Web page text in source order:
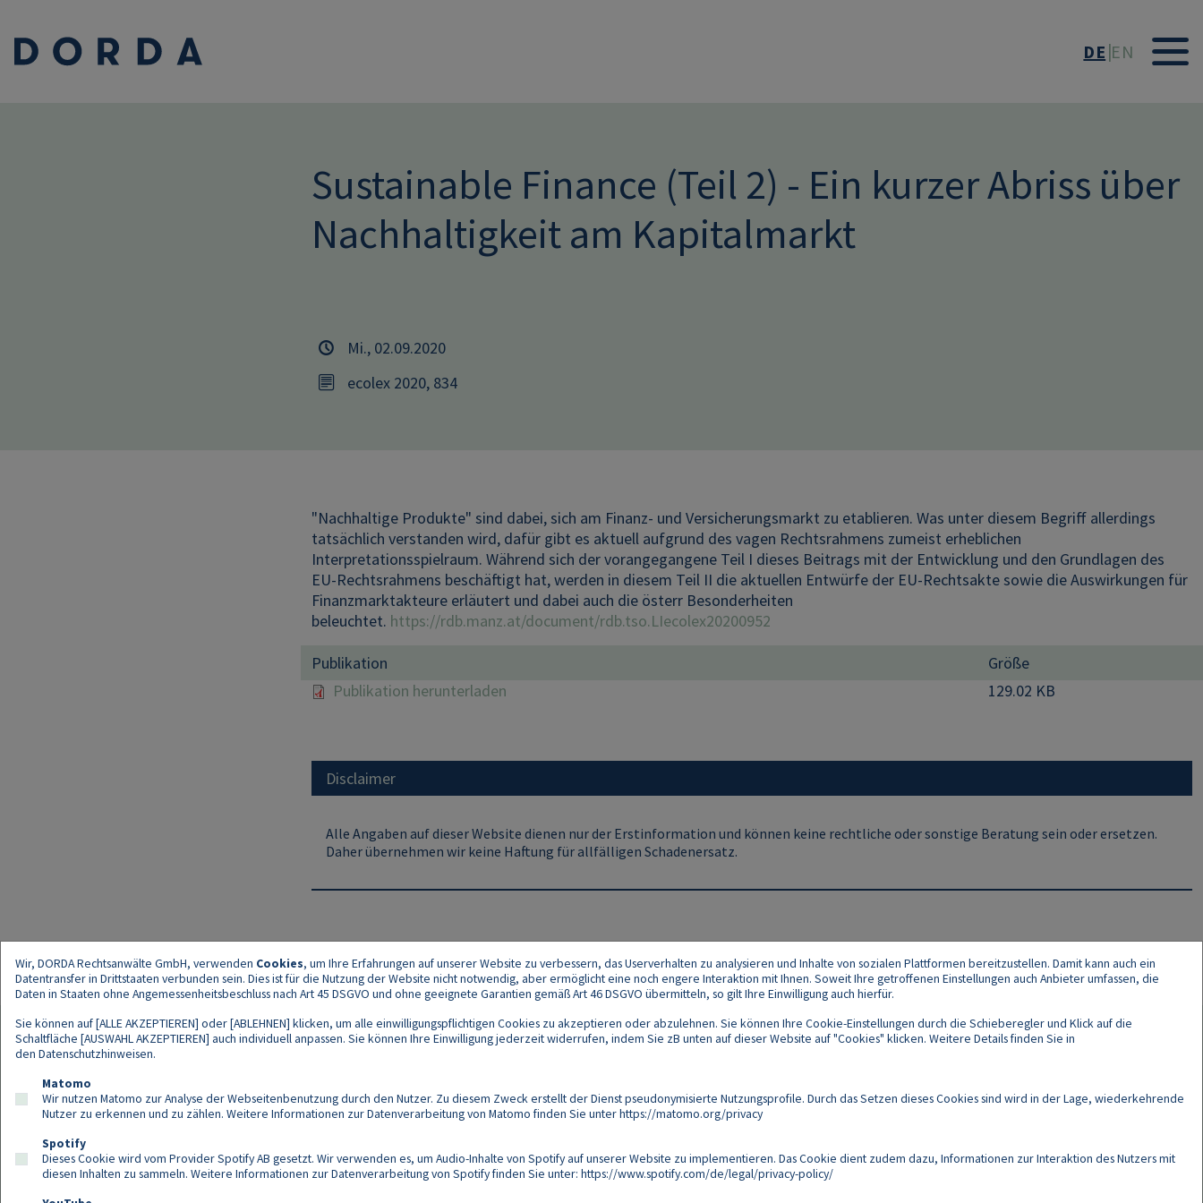
DE EN
Sustainable Finance (Teil 2) - Ein kurzer Abriss über
Nachhaltigkeit am Kapitalmarkt
Mi., 02.09.2020
ecolex 2020, 834
"Nachhaltige Produkte" sind dabei, sich am Finanz- und Versicherungsmarkt zu etablieren. Was unter diesem Begriff allerdings
tatsächlich verstanden wird, dafür gibt es aktuell aufgrund des vagen Rechtsrahmens zumeist erheblichen
Interpretationsspielraum. Während sich der vorangegangene Teil I dieses Beitrags mit der Entwicklung und den Grundlagen des
EU-Rechtsrahmens beschäftigt hat, werden in diesem Teil II die aktuellen Entwürfe der EU-Rechtsakte sowie die Auswirkungen für
Finanzmarktakteure erläutert und dabei auch die österr Besonderheiten
beleuchtet. https://rdb.manz.at/document/rdb.tso.LIecolex20200952
Publikation
Größe
Publikation herunterladen
129.02 KB
Disclaimer
Alle Angaben auf dieser Website dienen nur der Erstinformation und können keine rechtliche oder sonstige Beratung sein oder ersetzen.
Daher übernehmen wir keine Haftung für allfälligen Schadenersatz.
Footer
Wir, DORDA Rechtsanwälte GmbH, verwenden Cookies, um Ihre Erfahrungen auf unserer Website zu verbessern, das Userverhalten zu analysieren und Inhalte von sozialen Plattformen bereitzustellen. Damit kann auch ein
Datentransfer in Drittstaaten verbunden sein. Dies ist für die Nutzung der Website nicht notwendig, aber ermöglicht eine noch engere Interaktion mit Ihnen. Soweit Ihre getroffenen Einstellungen auch Anbieter umfassen, die
Daten in Staaten ohne Angemessenheitsbeschluss nach Art 45 DSGVO und ohne geeignete Garantien gemäß Art 46 DSGVO übermitteln, so gilt Ihre Einwilligung auch hierfür.
Sie können auf [ALLE AKZEPTIEREN] oder [ABLEHNEN] klicken, um alle einwilligungspflichtigen Cookies zu akzeptieren oder abzulehnen. Sie können Ihre Cookie-Einstellungen durch die Schieberegler und Klick auf die
Schaltfläche [AUSWAHL AKZEPTIEREN] auch individuell anpassen. Sie können Ihre Einwilligung jederzeit widerrufen, indem Sie zB unten auf dieser Website auf "Cookies" klicken. Weitere Details finden Sie in
den Datenschutzhinweisen.
Matomo
Wir nutzen Matomo zur Analyse der Webseitenbenutzung durch den Nutzer. Zu diesem Zweck erstellt der Dienst pseudonymisierte Nutzungsprofile. Durch das Setzen dieses Cookies sind wird in der Lage, wiederkehrende
Nutzer zu erkennen und zu zählen. Weitere Informationen zur Datenverarbeitung von Matomo finden Sie unterhttps://matomo.org/privacy
Spotify
Dieses Cookie wird vom Provider Spotify AB gesetzt. Wir verwenden es, um Audio-Inhalte von Spotify auf unserer Website zu implementieren. Das Cookie dient zudem dazu, Informationen zur Interaktion des Nutzers mit
diesen Inhalten zu sammeln. Weitere Informationen zur Datenverarbeitung von Spotify finden Sie unter: https://www.spotify.com/de/legal/privacy-policy/
Follow us on: